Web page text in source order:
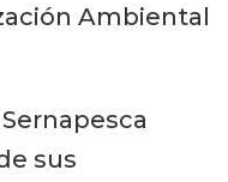
Ambiental
sus